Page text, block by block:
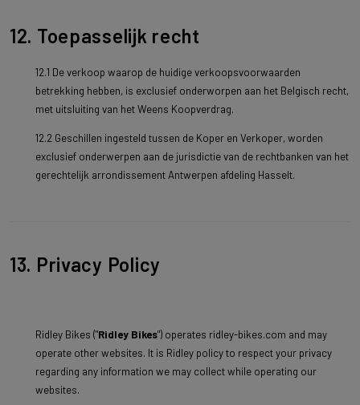
12. Toepasselijk recht
12.1 De verkoop waarop de huidige verkoopsvoorwaarden
betrekking hebben, is exclusief onderworpen aan het Belgisch recht,
met uitsluiting van het Weens Koopverdrag.
12.2 Geschillen ingesteld tussen de Koper en Verkoper, worden
exclusief onderwerpen aan de jurisdictie van de rechtbanken van het
gerechtelijk arrondissement Antwerpen afdeling Hasselt.
13. Privacy Policy
Ridley Bikes ("Ridley Bikes") operates ridley-bikes.com and may
operate other websites. It is Ridley policy to respect your privacy
regarding any information we may collect while operating our
websites.